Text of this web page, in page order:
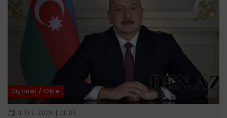
Siyasət / Ölkə
1 IYL 2024 | 11:00